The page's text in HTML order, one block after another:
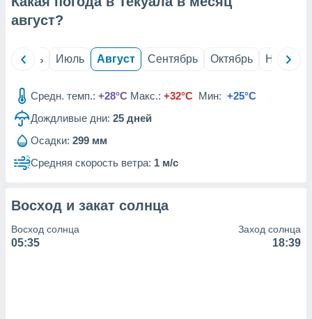
из
данных
август?
Июнь Июль Август Сентябрь Октябрь Ноябрь
Средн. темп.: +28°C Макс.: +32°C Мин: +25°C
Дождливые дни: 25 дней
Осадки: 299 мм
Средняя скорость ветра: 1 м/с
Восход и закат солнца
Восход солнца
05:35
Заход солнца
18:39